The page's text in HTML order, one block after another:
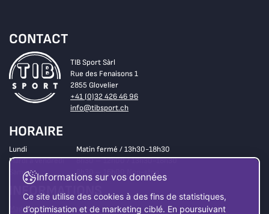
CONTACT
TIB Sport Sàrl
Rue des Fenaisons 1
2855 Glovelier
+41 (0)32 426 46 96
info@tibsport.ch
HORAIRE
Lundi
Matin fermé / 13h30-18h30
Mardi à vendredi
8h30 – 12h00 / 13h30-18h30
Samedi
8h30 – 16h00 Non-stop
INFORMATIONS
Magasin
Informations sur vos données
Ce site utilise des cookies à des fins de statistiques,
d’optimisation et de marketing ciblé. En poursuivant